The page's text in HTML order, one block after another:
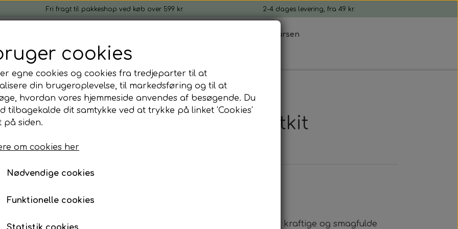
Fri fragt til pakkeshop ved køb over 599 kr. 2-4 dages levering, fra 49 kr.
sæt
om Mikrogrønt
Ib Laursen
Gratis gave ved køb Om
Kradseren - Mikrogrønt startkit
Kradseren - Mikrogrønt startkit
395,00 kr.
✔ Nemt at dyrke – også for begyndere
✔ Alt medfølger – klar til brug 🌱
Et stærkere bud på mikrogrønt! Denne pakke indeholder fire kraftige og smagfulde
cookies
egne cookies og cookies fra tredjeparter til at
din brugeroplevelse, til markedsføring og til at
hvordan vores hjemmeside anvendes af besøgende. Du
tilbagekalde dit samtykke ved at trykke på linket 'Cookies'
på siden.
om cookies her
Nødvendige cookies
Funktionelle cookies